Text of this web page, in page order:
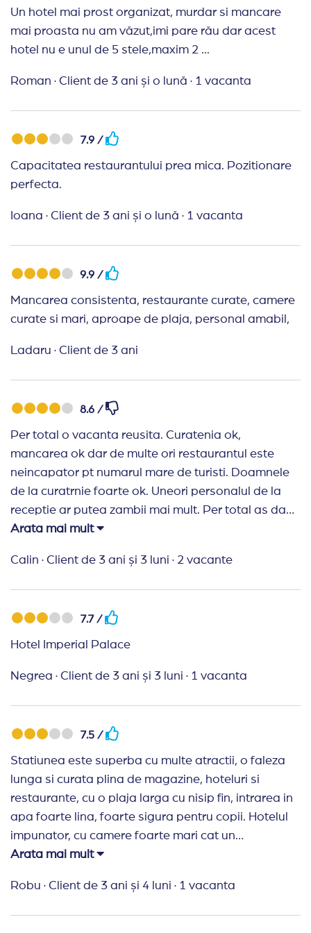
HOTELULUI IMPUNATOARE, IN REST, AFARA
VOPSIT GARDUL, INAUNTRU LEOPARDUL, VETI
INJURA CAT VETI STA ACOLO. Omul sfinteste
locul, iar acest hotel are aceeasi politica an de an
minore cu profit maxim.
Un hotel mai prost organizat, murdar si mancare
mai proasta nu am văzut,imi pare rău dar acest
hotel nu e unul de 5 stele,maxim 2 ...
Roman · Client de 3 ani și o lună · 1 vacanta
7.9 /
Capacitatea restaurantului prea mica. Pozitionare
perfecta.
Ioana · Client de 3 ani și o lună · 1 vacanta
9.9 /
Mancarea consistenta, restaurante curate, camere
curate si mari, aproape de plaja, personal amabil,
Ladaru · Client de 3 ani
8.6 /
Per total o vacanta reusita. Curatenia ok,
mancarea ok dar de multe ori restaurantul este
neincapator pt numarul mare de turisti. Doamnele
de la curatrnie foarte ok. Uneori personalul de la
receptie ar putea zambii mai mult. Per total as da
nota 8
Arata mai mult
Calin · Client de 3 ani și 3 luni · 2 vacante
7.7 /
Hotel Imperial Palace
Negrea · Client de 3 ani și 3 luni · 1 vacanta
7.5 /
Statiunea este superba cu multe atractii, o faleza
lunga si curata plina de magazine, hoteluri si
restaurante, cu o plaja larga cu nisip fin, intrarea in
apa foarte lina, foarte sigura pentru copii. Hotelul
impunator, cu camere foarte mari cat un
apartament, insa serviciile au lasat de dorit.. Poate
de toate, dar asta nu e o scuza. Din moment ce
Arata mai mult
Robu · Client de 3 ani și 4 luni · 1 vacanta